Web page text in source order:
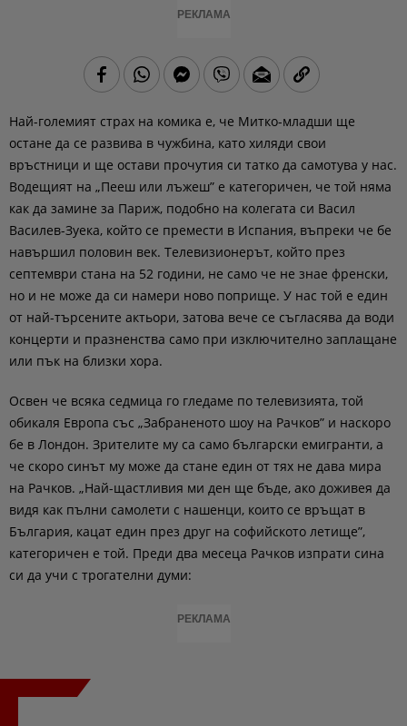
РЕКЛАМА
Най-големият страх на комика е, че Митко-младши ще
остане да се развива в чужбина, като хиляди свои
връстници и ще остави прочутия си татко да самотува у нас.
Водещият на „Пееш или лъжеш” е категоричен, че той няма
как да замине за Париж, подобно на колегата си Васил
Василев-Зуека, който се премести в Испания, въпреки че бе
навършил половин век. Телевизионерът, който през
септември стана на 52 години, не само че не знае френски,
но и не може да си намери ново поприще. У нас той е един
от най-търсените актьори, затова вече се съгласява да води
концерти и празненства само при изключително заплащане
или пък на близки хора.
Освен че всяка седмица го гледаме по телевизията, той
обикаля Европа със „Забраненото шоу на Рачков” и наскоро
бе в Лондон. Зрителите му са само български емигранти, а
че скоро синът му може да стане един от тях не дава мира
на Рачков. „Най-щастливия ми ден ще бъде, ако доживея да
видя как пълни самолети с нашенци, които се връщат в
България, кацат един през друг на софийското летище”,
категоричен е той. Преди два месеца Рачков изпрати сина
си да учи с трогателни думи:
РЕКЛАМА